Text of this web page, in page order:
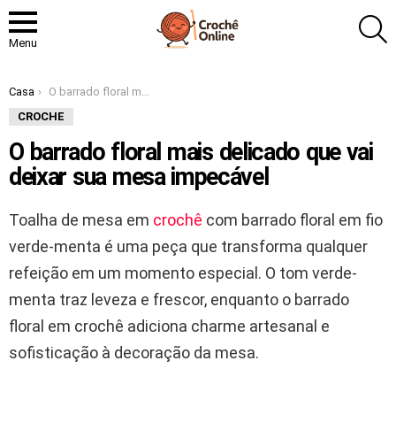
Menu
Você está aqui:
Casa
O barrado floral mais delicado que vai deixar sua mesa impecável
CROCHE
O barrado floral mais delicado que vai
deixar sua mesa impecável
Toalha de mesa em crochê com barrado floral em fio
verde-menta é uma peça que transforma qualquer
refeição em um momento especial. O tom verde-
menta traz leveza e frescor, enquanto o barrado
floral em crochê adiciona charme artesanal e
sofisticação à decoração da mesa.